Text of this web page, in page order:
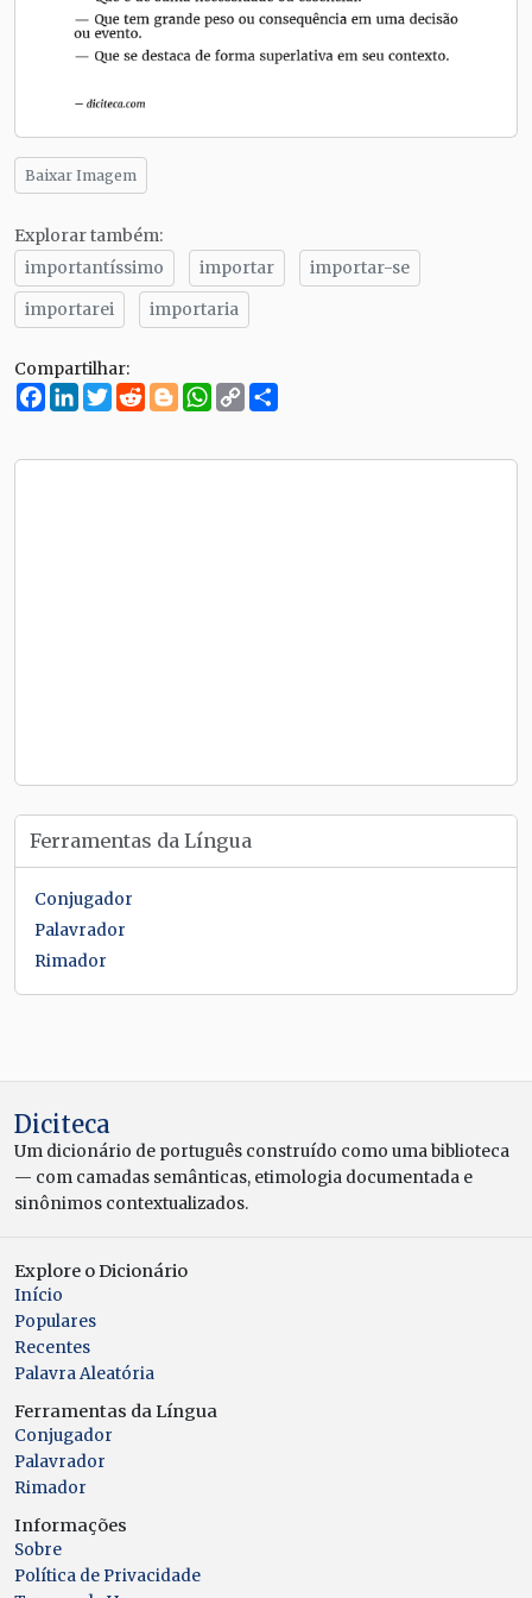
Baixar Imagem
Explorar também:
importantíssimo
importar
importar-se
importarei
importaria
Compartilhar:
Facebook
LinkedIn
Twitter
RedditBloggerWhatsApp
Copy
Link
Ferramentas da Língua
Conjugador
Palavrador
Rimador
Diciteca
Um dicionário de português construído como uma biblioteca
— com camadas semânticas, etimologia documentada e
sinônimos contextualizados.
Explore o Dicionário
Início
Populares
Recentes
Palavra Aleatória
Ferramentas da Língua
Conjugador
Palavrador
Rimador
Informações
Sobre
Política de Privacidade